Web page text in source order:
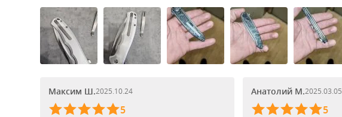
Максим Ш.2025.10.24
5
Анатолий М.2025.03.05
5